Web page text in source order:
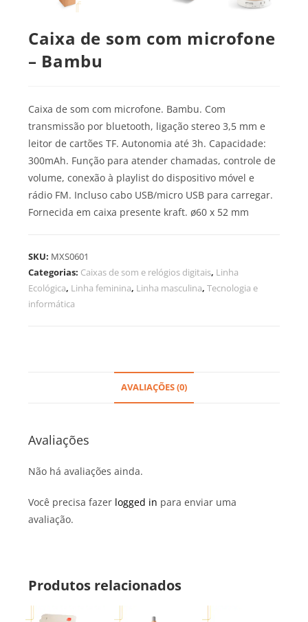
Caixa de som com microfone
– Bambu
Caixa de som com microfone. Bambu. Com
transmissão por bluetooth, ligação stereo 3,5 mm e
leitor de cartões TF. Autonomia até 3h. Capacidade:
300mAh. Função para atender chamadas, controle de
volume, conexão à playlist do dispositivo móvel e
rádio FM. Incluso cabo USB/micro USB para carregar.
Fornecida em caixa presente kraft. ø60 x 52 mm
SKU: MXS0601
Categorias: Caixas de som e relógios digitais, Linha
Ecológica, Linha feminina, Linha masculina,Tecnologia e
informática
AVALIAÇÕES (0)
Avaliações
Não há avaliações ainda.
Você precisa fazer logged in para enviar uma
avaliação.
Produtos relacionados